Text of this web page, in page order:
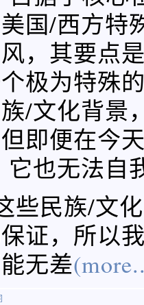
国/西方特
，其要点
极为特殊
/文化背景
即便在今
也无法自
些民族/文
证，所以
无差